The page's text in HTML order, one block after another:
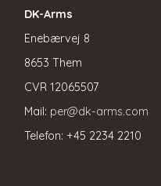
DK-Arms
Enebærvej 8
8653 Them
CVR 12065507
Mail: per@dk-arms.com
Telefon: +45 2234 2210